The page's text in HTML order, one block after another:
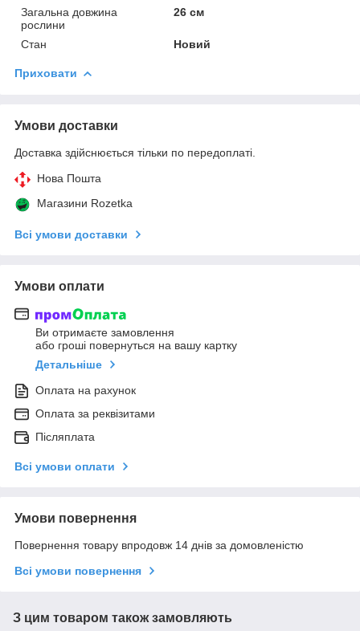
Загальна довжина
рослини
26 см
Стан Новий
Приховати
Умови доставки
Доставка здійснюється тільки по передоплаті.
Нова Пошта
Магазини Rozetka
Всі умови доставки
Умови оплати
Ви отримаєте замовлення
або гроші повернуться на вашу картку
Детальніше
Оплата на рахунок
Оплата за реквізитами
Післяплата
Всі умови оплати
Умови повернення
Повернення товару впродовж 14 днів за домовленістю
Всі умови повернення
З цим товаром також замовляють